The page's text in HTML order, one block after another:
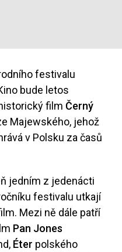
festivalu
bude letos
film Černý
Majewského, jehož
v Polsku za časů
jedním z jedenácti
festivalu utkají
Mezi ně dále patří
Pan Jones
Éter polského